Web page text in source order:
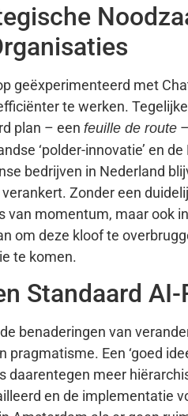
geëxperimenteerd met
te werken.
plan – een feuille de route
‘polder-innovatie’ en
bedrijven in Nederland
Zonder een
momentum, maar ook
om deze kloof te
te komen.
Standaard
benaderingen van
Een ‘goed
daarentegen meer
en de implementatie